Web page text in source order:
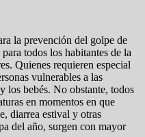
la prevención del golpe de
todos los habitantes de la
Quienes requieren especial
vulnerables a las
los bebés. No obstante, todos
en momentos en que
diarrea estival y otras
del año, surgen con mayor